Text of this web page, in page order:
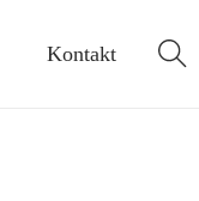
Kontakt